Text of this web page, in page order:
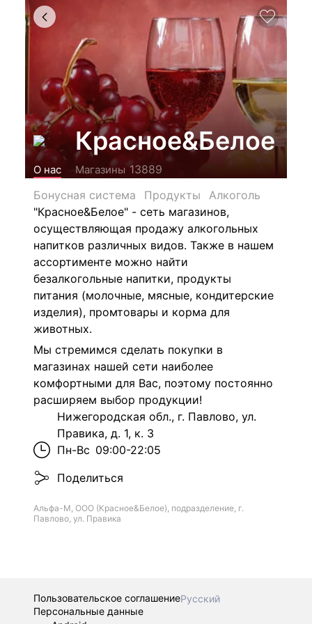
Красное&Белое
О нас Магазины 13889
Бонусная система
Продукты
Алкоголь
"Красное&Белое" - сеть магазинов,
осуществляющая продажу алкогольных
напитков различных видов. Также в нашем
ассортименте можно найти
безалкогольные напитки, продукты
питания (молочные, мясные, кондитерские
изделия), промтовары и корма для
животных.
Мы стремимся сделать покупки в
магазинах нашей сети наиболее
комфортными для Вас, поэтому постоянно
расширяем выбор продукции!
Нижегородская обл., г. Павлово, ул.
Правика, д. 1, к. 3
Пн-Вс 09:00-22:05
Поделиться
Альфа-М, ООО (Красное&Белое), подразделение, г.
Павлово, ул. Правика
Пользовательское соглашениеРусский
Персональные данные